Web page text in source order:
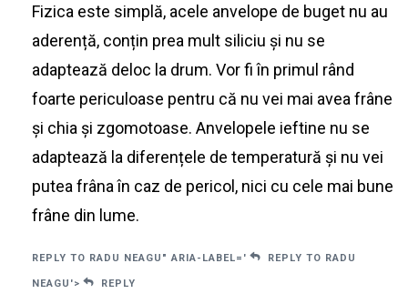
Fizica este simplă, acele anvelope de buget nu au
aderență, conțin prea mult siliciu și nu se
adaptează deloc la drum. Vor fi în primul rând
foarte periculoase pentru că nu vei mai avea frâne
și chia și zgomotoase. Anvelopele ieftine nu se
adaptează la diferențele de temperatură și nu vei
putea frâna în caz de pericol, nici cu cele mai bune
frâne din lume.
REPLY TO RADU NEAGU" ARIA-LABEL=' REPLY TO RADU
NEAGU'> REPLY